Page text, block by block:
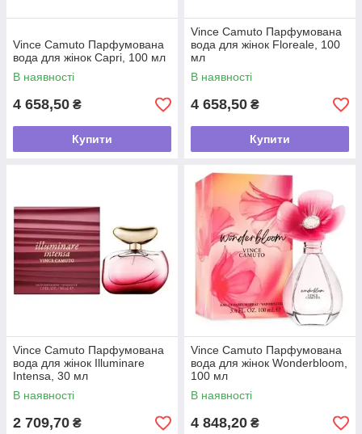
Vince Camuto Парфумована
вода для жінок Caprі, 100 мл
В наявності
4 658,50 ₴
Купити
Vince Camuto Парфумована
вода для жінок Floreale, 100
мл
В наявності
4 658,50 ₴
Купити
Vince Camuto Парфумована
вода для жінок Illuminare
Intensa, 30 мл
В наявності
2 709,70 ₴
Vince Camuto Парфумована
вода для жінок Wonderbloom,
100 мл
В наявності
4 848,20 ₴